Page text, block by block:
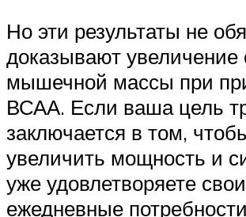
Но эти результаты не
доказывают
мышечной массы при
ВСАА. Если ваша цель
заключается в том,
увеличить мощность и
уже удовлетворяете свои
ежедневные